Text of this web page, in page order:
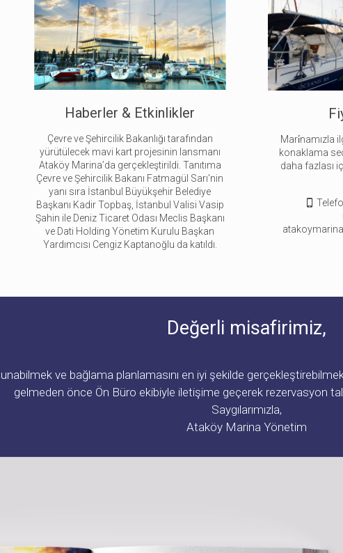
Haberler & Etkinlikler
Çevre ve Şehircilik Bakanlığı tarafından
yürütülecek mavi kart projesinin lansmanı
Ataköy Marina’da gerçekleştirildi. Tanıtıma
Çevre ve Şehircilik Bakanı Fatmagül Sarı'nin
yanı sıra İstanbul Büyükşehir Belediye
Başkanı Kadir Topbaş, İstanbul Valisi Vasip
Şahin ile Deniz Ticaret Odası Meclis Başkanı
ve Dati Holding Yönetim Kurulu Başkan
Yardımcısı Cengiz Kaptanoğlu da katıldı.
Mari̇namızla
konaklama
daha fazlası
Değerli misafirimiz,
ve bağlama planlamasını en iyi şekilde
gelmeden önce Ön Büro ekibiyle iletişime geçerek rezervasyon
Saygılarımızla,
Ataköy Marina Yönetim